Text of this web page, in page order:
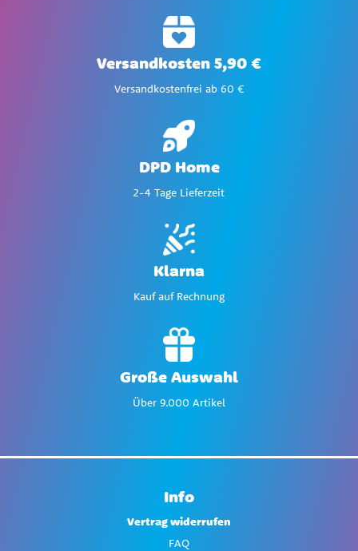
Versandkosten 5,90 €
Versandkostenfrei ab 60 €
DPD Home
2-4 Tage Lieferzeit
Klarna
Kauf auf Rechnung
Große Auswahl
Über 9.000 Artikel
Info
Vertrag widerrufen
FAQ